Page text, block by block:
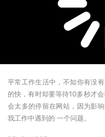
平常工作生活中，不知你有没
的快，有时却要等待10多秒才
会太多的停留在网站，因为影
我工作中遇到的 一个问题。